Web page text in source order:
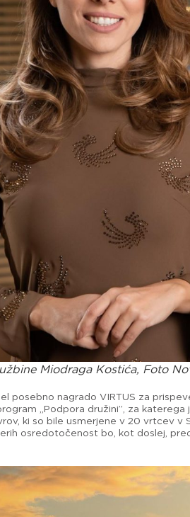
Miodraga Kostića, Foto
posebno nagrado VIRTUS za
„Podpora družini”, za
ki so bile usmerjene v 20 vrtcev v
osredotočenost bo, kot doslej,